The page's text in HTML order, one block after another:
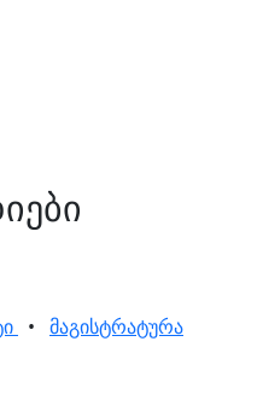
• მაგისტრატურა